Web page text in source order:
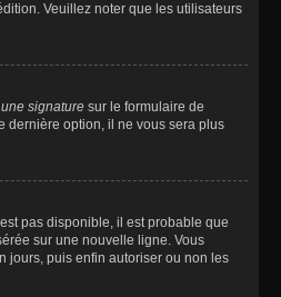
Veuillez noter que les utilisateurs
signature sur le formulaire de
dernière option, il ne vous sera plus
pas disponible, il est probable que
sur une nouvelle ligne. Vous
jours, puis enfin autoriser ou non les